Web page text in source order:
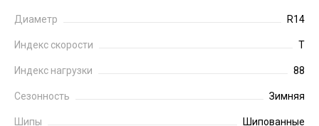
Диаметр R14
Индекс скорости T
Индекс нагрузки 88
Сезонность Зимняя
Шипы Шипованные